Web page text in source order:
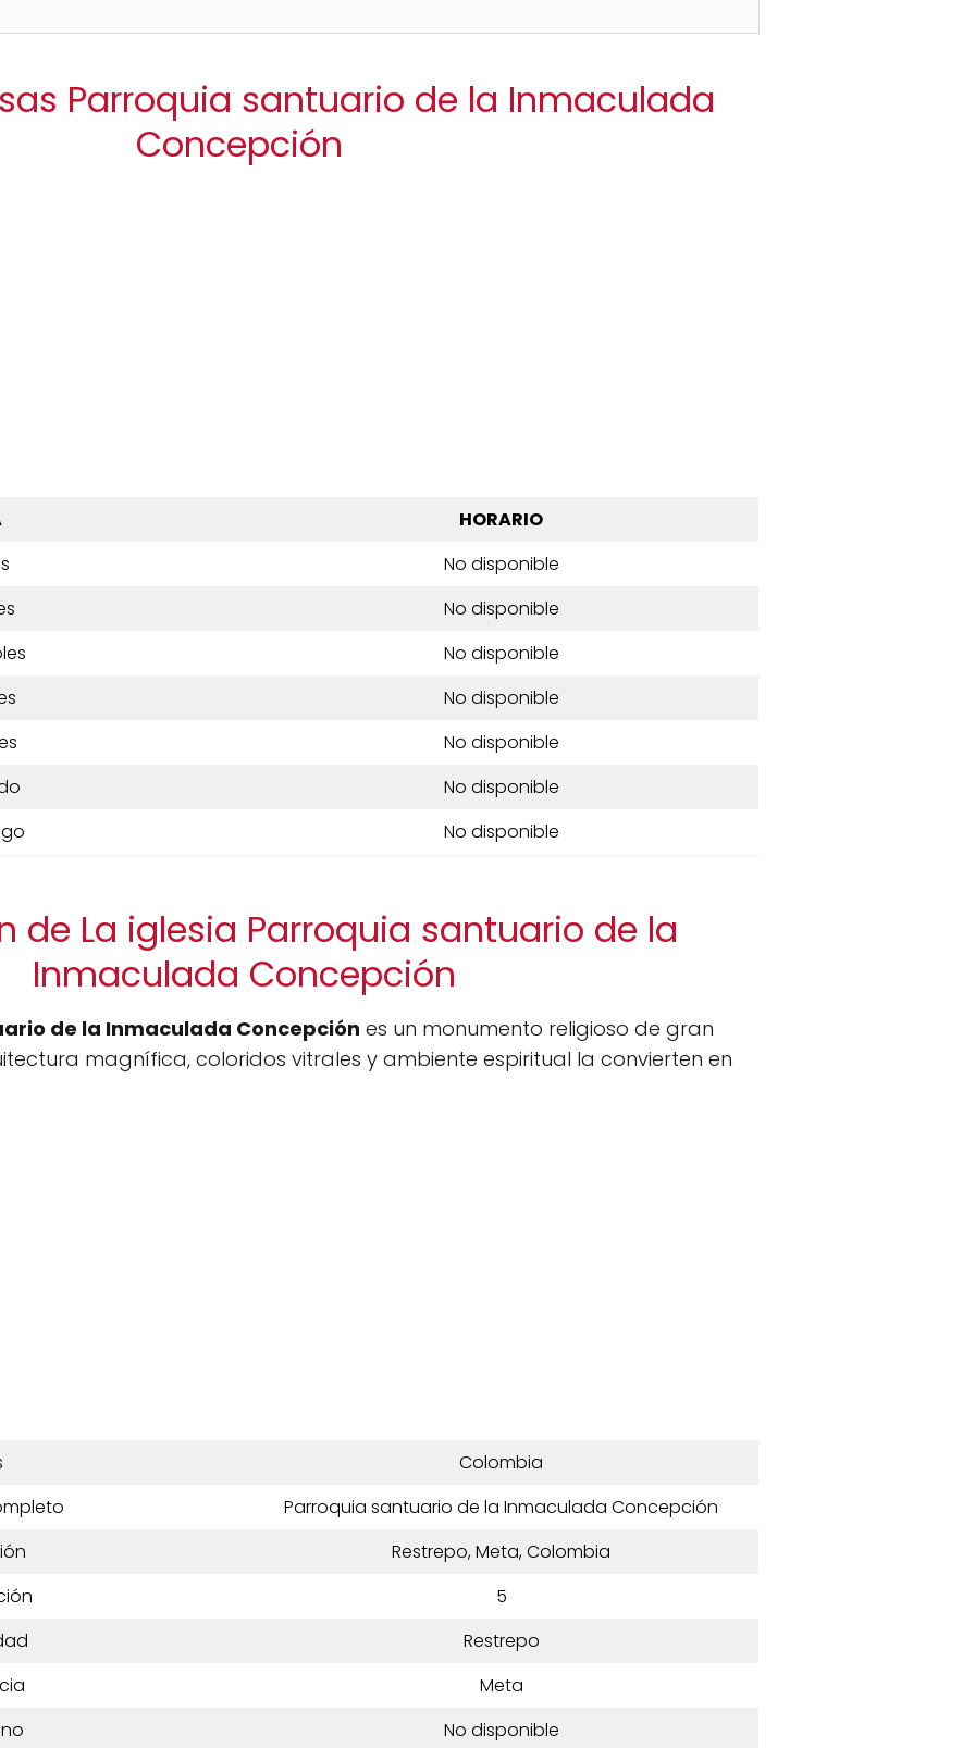
Parroquia santuario de la Inmaculada
Concepción
HORARIO
No disponible
No disponible
No disponible
No disponible
No disponible
No disponible
No disponible
de La iglesia Parroquia santuario de la
Inmaculada Concepción
de la Inmaculada Concepción es un monumento religioso de gran
magnífica, coloridos vitrales y ambiente espiritual la convierten en
Colombia
Parroquia santuario de la Inmaculada Concepción
Restrepo, Meta, Colombia
5
Restrepo
Meta
No disponible